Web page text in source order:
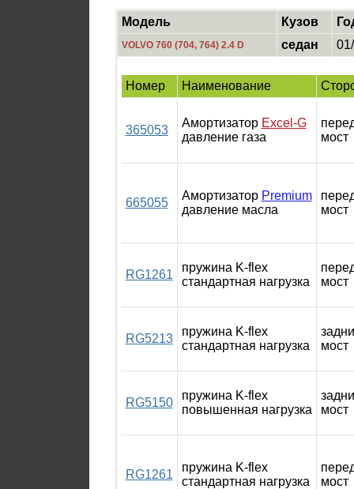
Модель Кузов
VOLVO 760 (704, 764) 2.4 D седан
Номер Наименование
365053
Амортизатор Excel-G
давление газа
мост
665055
Амортизатор Premium
давление масла
мост
RG1261
пружина K-flex
стандартная нагрузка
мост
RG5213
пружина K-flex
стандартная нагрузка
мост
RG5150
пружина K-flex
повышенная нагрузка
мост
RG1261
пружина K-flex
стандартная нагрузка
мост